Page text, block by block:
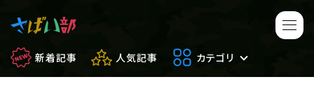
新着記事 人気記事 カテゴリ